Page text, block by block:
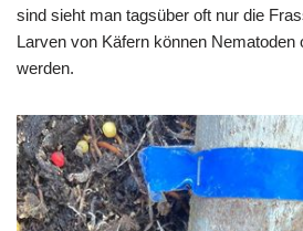
sind sieht man tagsüber oft nur die
Larven von Käfern können Nematoden
werden.